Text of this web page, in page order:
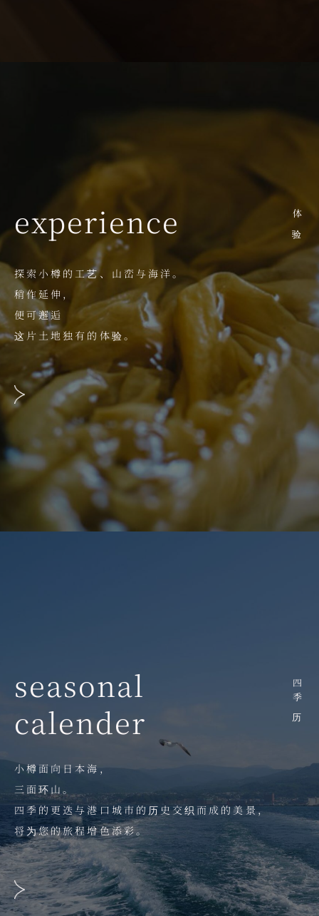
experience 体验
探索小樽的工艺、山峦与海洋。
稍作延伸，
便可邂逅
这片土地独有的体验。
seasonal
calender
四季历
小樽面向日本海，
三面环山。
四季的更迭与港口城市的历史交织而成的美景，
将为您的旅程增色添彩。